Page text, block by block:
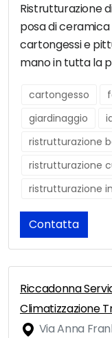
Ristrutturazione
posa di
cartongessi e
mano in tutta la
cartongesso
giardinaggio
ristrutturazione
ristrutturazione
ristrutturazione
Contatta
Riccadonna
Climatizzazione
Via Anna